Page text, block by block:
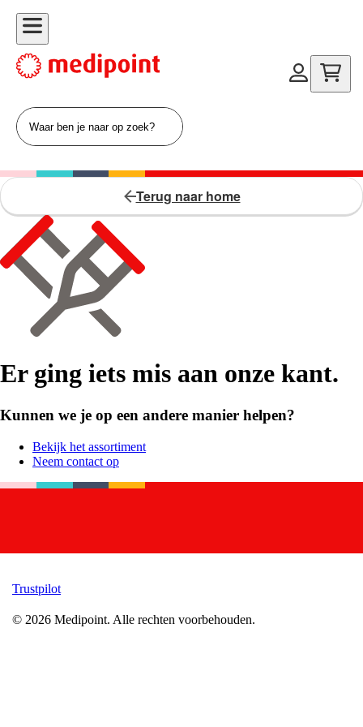
Terug naar home
Er ging iets mis aan onze kant.
Kunnen we je op een andere manier helpen?
Bekijk het assortiment
Neem contact op
Trustpilot
© 2026 Medipoint. Alle rechten voorbehouden.